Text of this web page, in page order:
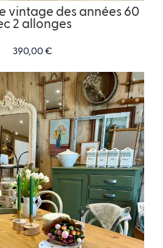
vintage des années 60
2 allonges
390,00€